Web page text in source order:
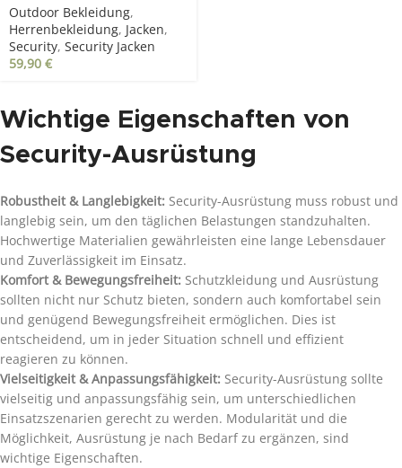
Outdoor Bekleidung,
Herrenbekleidung, Jacken,
Security, Security Jacken
59,90 €
Wichtige Eigenschaften von
Security-Ausrüstung
Robustheit & Langlebigkeit: Security-Ausrüstung muss robust und
langlebig sein, um den täglichen Belastungen standzuhalten.
Hochwertige Materialien gewährleisten eine lange Lebensdauer
und Zuverlässigkeit im Einsatz.
Komfort & Bewegungsfreiheit: Schutzkleidung und Ausrüstung
sollten nicht nur Schutz bieten, sondern auch komfortabel sein
und genügend Bewegungsfreiheit ermöglichen. Dies ist
entscheidend, um in jeder Situation schnell und effizient
reagieren zu können.
Vielseitigkeit & Anpassungsfähigkeit: Security-Ausrüstung sollte
vielseitig und anpassungsfähig sein, um unterschiedlichen
Einsatzszenarien gerecht zu werden. Modularität und die
Möglichkeit, Ausrüstung je nach Bedarf zu ergänzen, sind
wichtige Eigenschaften.